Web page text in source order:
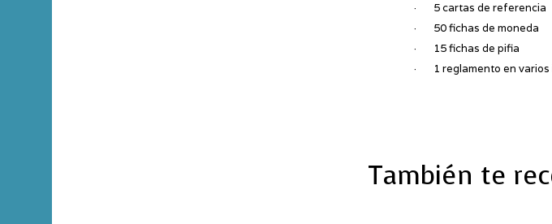
· 5 cartas de referencia
· 50 fichas de moneda
· 15 fichas de pifia
· 1 reglamento en varios
También te